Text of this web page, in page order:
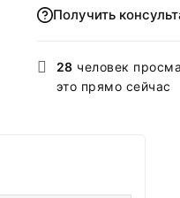
Получить
28 человек
это прямо сейчас